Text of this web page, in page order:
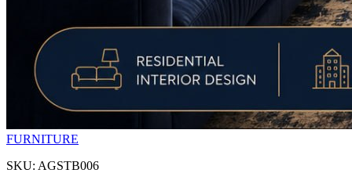
FURNITURE
SKU: AGSTB006